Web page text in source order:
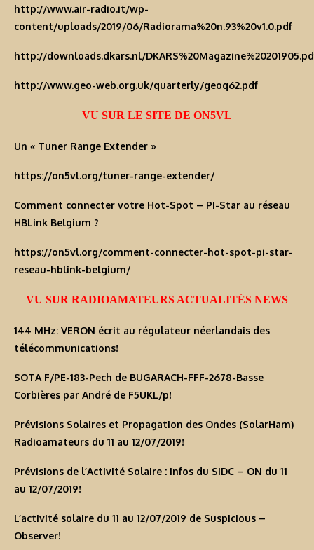
http://www.air-radio.it/wp-
content/uploads/2019/06/Radiorama%20n.93%20v1.0.pdf
http://downloads.dkars.nl/
http://www.geo-web.org.uk/quarterly/geoq62.pdf
VU SUR LE SITE DE ON5VL
Un « Tuner Range Extender »
https://on5vl.org/tuner-range-extender/
Comment connecter votre Hot-Spot – PI-Star au réseau
HBLink Belgium ?
https://on5vl.org/comment-connecter-hot-spot-pi-star-
reseau-hblink-belgium/
VU SUR RADIOAMATEURS ACTUALITÉS NEWS
144 MHz: VERON écrit au régulateur néerlandais des
télécommunications!
SOTA F/PE-183-Pech de BUGARACH-FFF-2678-Basse
Corbières par André de F5UKL/p!
Prévisions Solaires et Propagation des Ondes (SolarHam)
Radioamateurs du 11 au 12/07/2019!
Prévisions de l’Activité Solaire : Infos du SIDC – ON du 11
au 12/07/2019!
L’activité solaire du 11 au 12/07/2019 de Suspicious –
Observer!